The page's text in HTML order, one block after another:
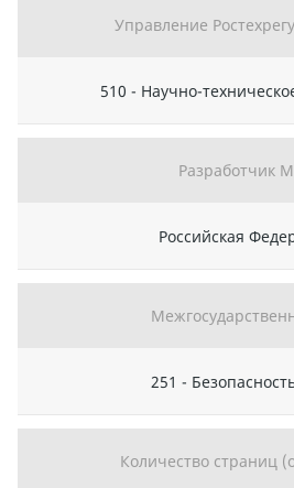
Управление
510 - Научно-
Разработчик
Российская
251 -
Количество страниц